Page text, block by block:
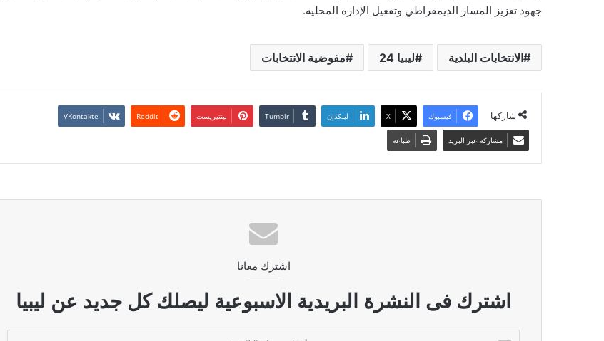
جهود تعزيز المسار الديمقراطي وتفعيل الإدارة المحلية.
الانتخابات البلدية ليبيا 24 مفوضية الانتخابات
شاركها فيسبوك ‫X لينكدإن بينتيريست
مشاركة عبر البريد طباعة
اشترك معانا
اشترك فى النشرة البريدية الاسبوعية ليصلك كل جديد عن ليبيا